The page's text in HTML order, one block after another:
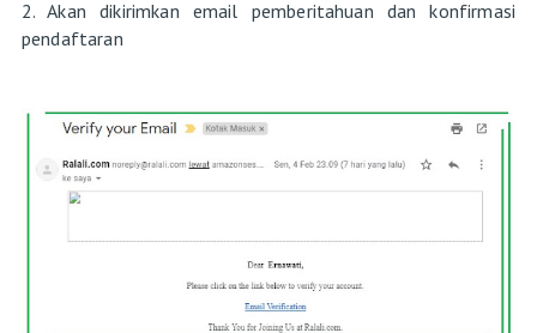
2. Akan dikirimkan email pemberitahuan dan konfirmasi
pendaftaran